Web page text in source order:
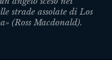
strade assolate di Los
(Ross Macdonald).